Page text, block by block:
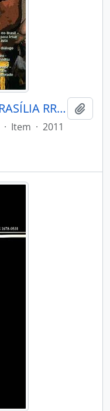
BRASILEIROS DE RAIZ - BRASÍLIA RRCK - 2011 - Nº02
· Item · 2011